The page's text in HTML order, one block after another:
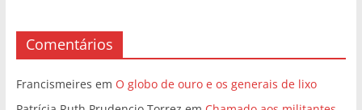
Comentários
Francismeires em O globo de ouro e os generais de lixo